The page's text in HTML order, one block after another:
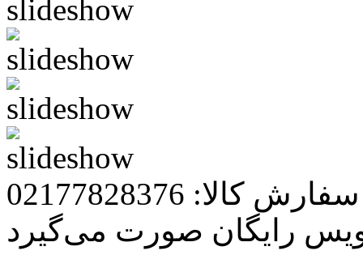
کالا: 02177828376
رایگان صورت می‌گیرد